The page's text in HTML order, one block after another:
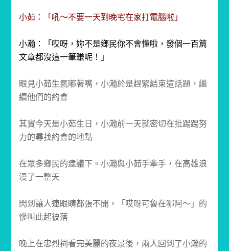
小茹：「吼～不要一天到晚宅在家打電腦啦」
小瀚：「哎呀，妳不是鄉民你不會懂啦，發個一百篇
文章都沒這一筆賺呢！」
眼見小茹生氣嘟著嘴，小瀚於是趕緊結束這話題，繼
續他們的約會
其實今天是小茹生日，小瀚前一天就密切在批踢踢努
力的尋找約會的地點
在眾多鄉民的建議下。小瀚與小茹手牽手，在高雄浪
漫了一整天
閃到讓人連眼睛都張不開，「哎呀可魯在哪阿～」的
慘叫此起彼落
晚上在忠烈祠看完美麗的夜景後，兩人回到了小瀚的